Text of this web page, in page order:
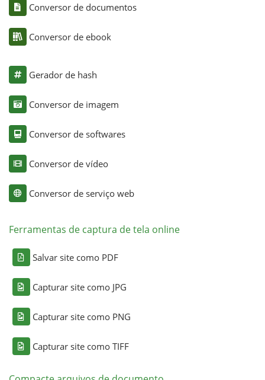
Conversor de documentos
Conversor de ebook
Gerador de hash
Conversor de imagem
Conversor de softwares
Conversor de vídeo
Conversor de serviço web
Ferramentas de captura de tela online
Salvar site como PDF
Capturar site como JPG
Capturar site como PNG
Capturar site como TIFF